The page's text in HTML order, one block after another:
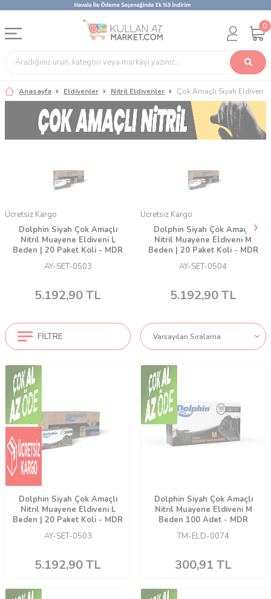
0
Anasayfa Eldivenler Nitril Eldivenler Çok Amaçlı Siyah Eldiven
Ücretsiz Kargo
Dolphin Siyah Çok Amaçlı
Nitril Muayene Eldiveni L
Beden | 20 Paket Koli - MDR
AY-SET-0503
5.192,90TL
Ücretsiz Kargo
Dolphin Siyah Çok Amaçlı
Nitril Muayene Eldiveni M
Beden | 20 Paket Koli - MDR
AY-SET-0504
5.192,90TL
FILTRE
Dolphin Siyah Çok Amaçlı
Nitril Muayene Eldiveni L
Beden | 20 Paket Koli - MDR
AY-SET-0503
5.192,90TL
Dolphin Siyah Çok Amaçlı
Nitril Muayene Eldiveni M
Beden 100 Adet - MDR
TM-ELD-0074
300,91 TL